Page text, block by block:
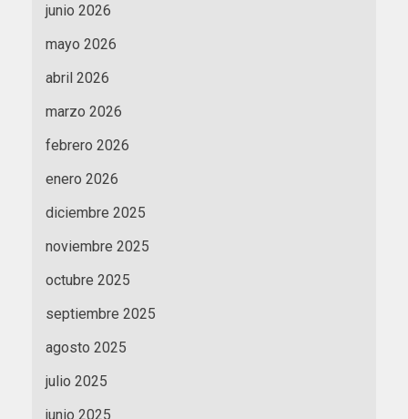
junio 2026
mayo 2026
abril 2026
marzo 2026
febrero 2026
enero 2026
diciembre 2025
noviembre 2025
octubre 2025
septiembre 2025
agosto 2025
julio 2025
junio 2025